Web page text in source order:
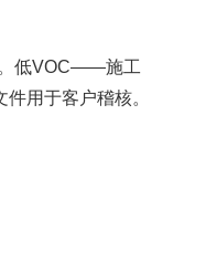
低VOC——施工
用于客户稽核。